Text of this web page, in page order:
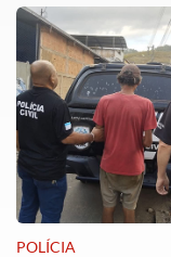
POLÍCIA